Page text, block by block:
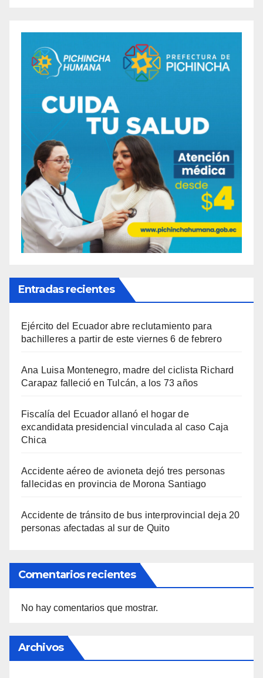
Entradas recientes
Ejército del Ecuador abre reclutamiento para
bachilleres a partir de este viernes 6 de febrero
Ana Luisa Montenegro, madre del ciclista Richard
Carapaz falleció en Tulcán, a los 73 años
Fiscalía del Ecuador allanó el hogar de
excandidata presidencial vinculada al caso Caja
Chica
Accidente aéreo de avioneta dejó tres personas
fallecidas en provincia de Morona Santiago
Accidente de tránsito de bus interprovincial deja 20
personas afectadas al sur de Quito
Comentarios recientes
No hay comentarios que mostrar.
Archivos